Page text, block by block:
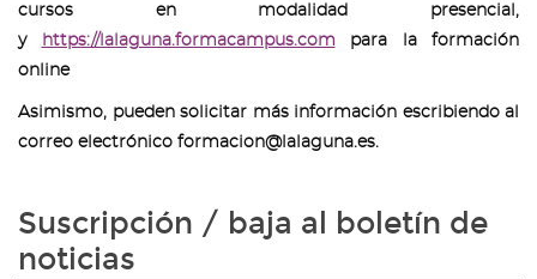
cursos en modalidad presencial,
y
https://lalaguna.formacampus.com para la formación
online
Asimismo, pueden solicitar más información escribiendo al
correo electrónico formacion@lalaguna.es.
Suscripción / baja al boletín de
noticias